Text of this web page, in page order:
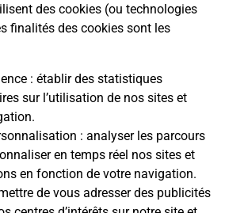
des cookies (ou technologies
finalités des cookies sont les
: établir des statistiques
sur l’utilisation de nos sites et
: analyser les parcours
en temps réel nos sites et
en fonction de votre navigation.
de vous adresser des publicités
La Poste
collecte du courrier vendredi
Es Bois
un nouvel onglet